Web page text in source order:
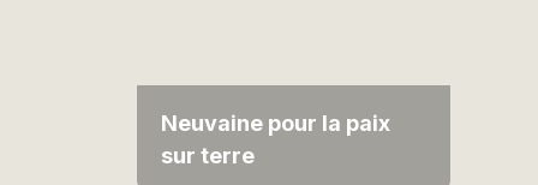
Neuvaine pour la paix
sur terre